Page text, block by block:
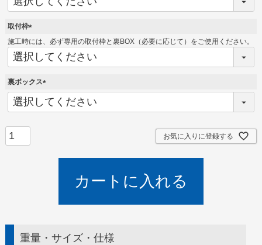
)
取付枠
(
必
須
施工時には、必ず専用の取付枠と裏BOX（必要に応じて）をご使用ください。
裏ボックス
(
必
お気に入りに登録する
カートに入れる
重量・サイズ・仕様